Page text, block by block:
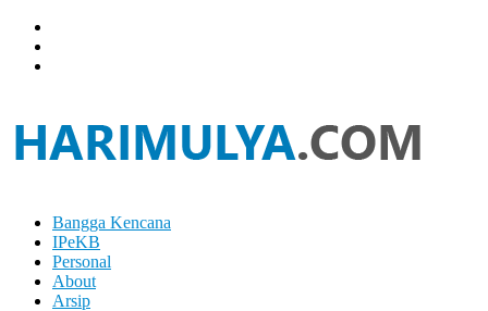
Skip
content
Hari
Mulya
Bangga Kencana
IPeKB
Personal
About
Arsip